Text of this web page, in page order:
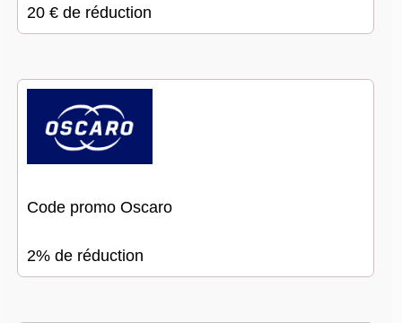
20 € de réduction
Code promo Oscaro
2% de réduction